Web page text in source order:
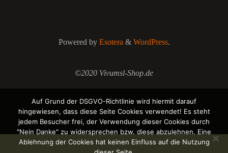
Powered byEsotera& WordPress.
©2020 Vivumsl-Shop.de
Auf Grund der DSGVO-Richtlinie wird hiermit darauf
hingewiesen, dass diese Seite Cookies verwendet! Es steht
jedem Besucher frei, der Verwendung dieser Cookies durch
"Nein Danke" zu widersprechen bzw. diese abzulehnen. Eine
Ablehnung der Cookies hat keinen Einfluss auf die Nutzung